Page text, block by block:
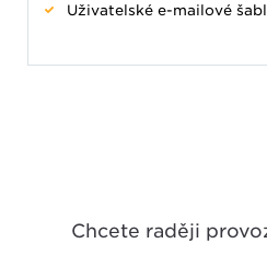
Uživatelské e-mailové
Chcete raději